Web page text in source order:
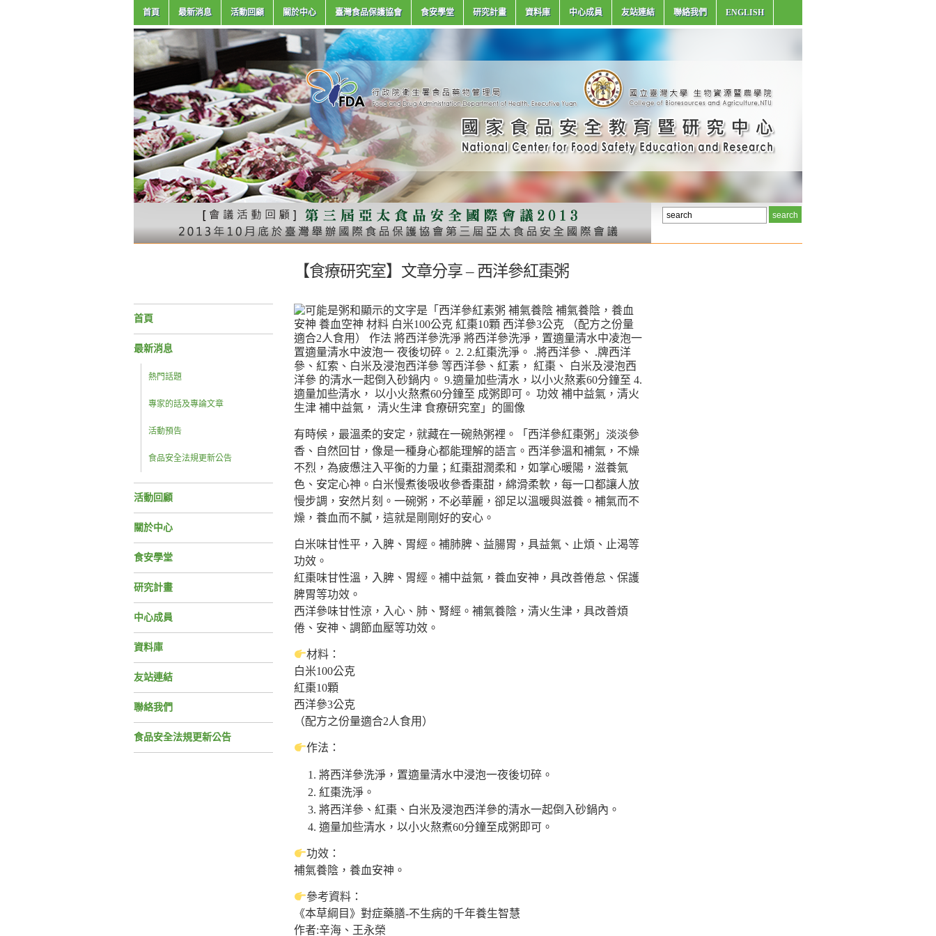
首頁 最新消息 活動回顧 關於中心 臺灣食品保護協會 食安學堂 研究計畫 資料庫 中心成員 友站連結 聯絡我們 ENGLISH
【食療研究室】文章分享 – 西洋參紅棗粥
首頁
最新消息
熱門話題
專家的話及專論文章
活動預告
食品安全法規更新公告
活動回顧
關於中心
食安學堂
研究計畫
中心成員
資料庫
友站連結
聯絡我們
食品安全法規更新公告
有時候，最溫柔的安定，就藏在一碗熱粥裡。「西洋參紅棗粥」淡淡參
香、自然回甘，像是一種身心都能理解的語言。西洋參溫和補氣，不燥
不烈，為疲憊注入平衡的力量；紅棗甜潤柔和，如掌心暖陽，滋養氣
色、安定心神。白米慢煮後吸收參香棗甜，綿滑柔軟，每一口都讓人放
慢步調，安然片刻。一碗粥，不必華麗，卻足以溫暖與滋養。補氣而不
燥，養血而不膩，這就是剛剛好的安心。
白米味甘性平，入脾、胃經。補肺脾、益腸胃，具益氣、止煩、止渴等
功效。
紅棗味甘性溫，入脾、胃經。補中益氣，養血安神，具改善倦怠、保護
脾胃等功效。
西洋參味甘性涼，入心、肺、腎經。補氣養陰，清火生津，具改善煩
倦、安神、調節血壓等功效。
材料：
白米100公克
紅棗10顆
西洋參3公克
（配方之份量適合2人食用）
作法：
將西洋參洗淨，置適量清水中浸泡一夜後切碎。
紅棗洗淨。
將西洋參、紅棗、白米及浸泡西洋參的清水一起倒入砂鍋內。
適量加些清水，以小火熬煮60分鐘至成粥即可。
功效：
補氣養陰，養血安神。
參考資料：
《本草綱目》對症藥膳-不生病的千年養生智慧
作者:辛海、王永榮